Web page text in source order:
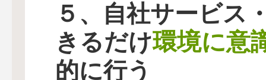
５、自社サービス
きるだけ環境に意
的に行う